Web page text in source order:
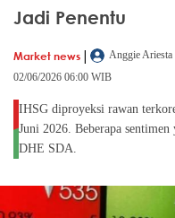
Jadi Penentu
Market news |
Anggie Ariesta
02/06/2026 06:00 WIB
IHSG diproyeksi rawan
Juni 2026. Beberapa
DHE SDA.